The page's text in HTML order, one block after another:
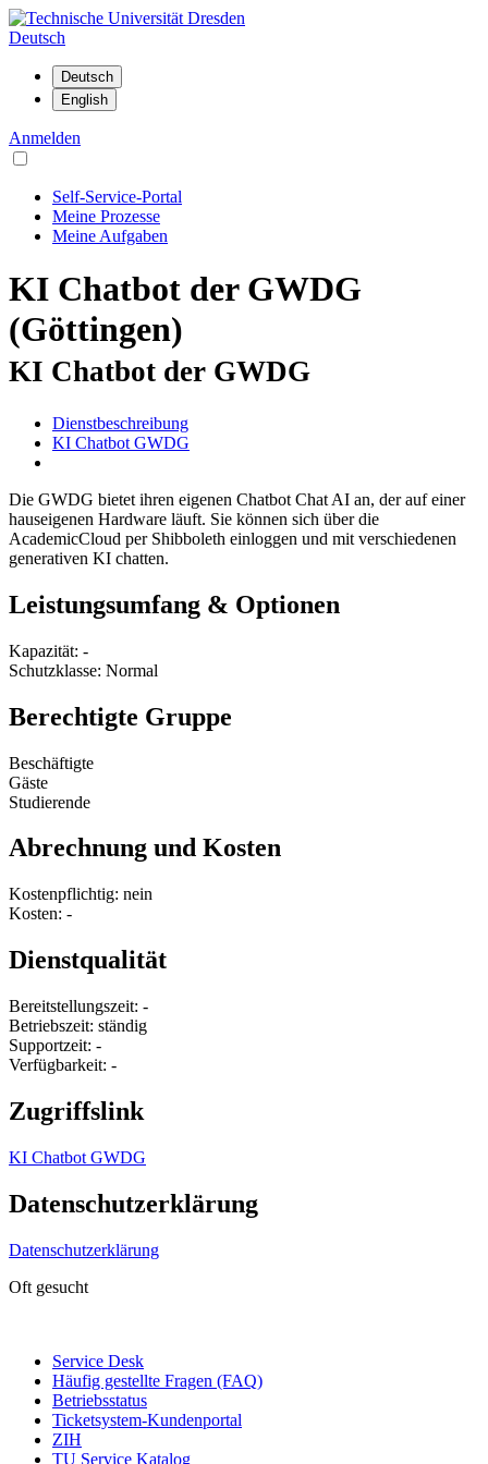
Deutsch
Anmelden
Self-Service-Portal
Meine Prozesse
Meine Aufgaben
KI Chatbot der GWDG
(Göttingen)
KI Chatbot der GWDG
Dienstbeschreibung
KI Chatbot GWDG
Die GWDG bietet ihren eigenen Chatbot Chat AI an, der auf einer
hauseigenen Hardware läuft. Sie können sich über die
AcademicCloud per Shibboleth einloggen und mit verschiedenen
generativen KI chatten.
Leistungsumfang & Optionen
Kapazität: -
Schutzklasse: Normal
Berechtigte Gruppe
Beschäftigte
Gäste
Studierende
Abrechnung und Kosten
Kostenpflichtig: nein
Kosten: -
Dienstqualität
Bereitstellungszeit: -
Betriebszeit: ständig
Supportzeit: -
Verfügbarkeit: -
Zugriffslink
KI Chatbot GWDG
Datenschutzerklärung
Datenschutzerklärung
Oft gesucht
Service Desk
Häufig gestellte Fragen (FAQ)
Betriebsstatus
Ticketsystem-Kundenportal
ZIH
TU Service Katalog